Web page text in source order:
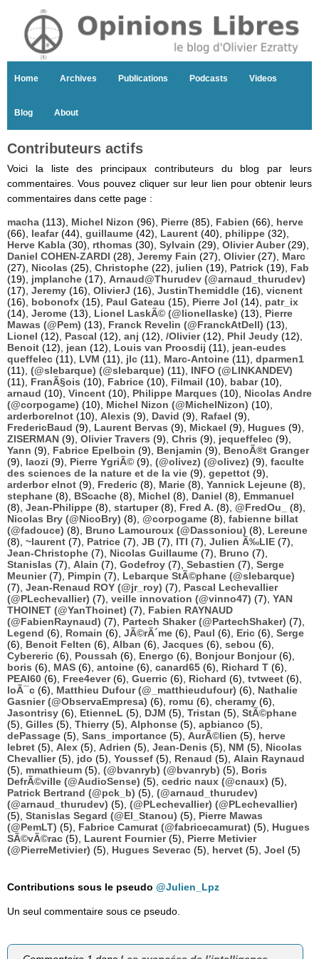
Home Archives Publications Podcasts Videos
Blog About
Contributeurs actifs
Voici la liste des principaux contributeurs du blog par leurs
commentaires. Vous pouvez cliquer sur leur lien pour obtenir leurs
commentaires dans cette page :
macha (113), Michel Nizon (96), Pierre (85), Fabien (66), herve
(66), leafar(44), guillaume (42), Laurent (40), philippe (32),
Herve Kabla (30), rthomas (30), Sylvain (29), Olivier Auber(29),
Daniel COHEN-ZARDI (28), Jeremy Fain (27), Olivier(27), Marc
(27), Nicolas (25), Christophe (22), julien (19), Patrick (19), Fab
(19), jmplanche (17), Arnaud@Thurudev (@arnaud_thurudev)
(17), Jeremy (16), OlivierJ (16), JustinThemiddle (16), vicnent
(16), bobonofx (15), Paul Gateau (15), Pierre Jol (14), patr_ix
(14), Jerome (13), Lionel LaskÃ© (@lionellaske) (13), Pierre
Mawas (@Pem) (13), Franck Revelin (@FranckAtDell) (13),
Lionel (12), Pascal (12), anj (12), /Olivier(12), Phil Jeudy (12),
Benoit (12), jean (12), Louis van Proosdij (11), jean-eudes
queffelec (11), LVM (11), jlc (11), Marc-Antoine (11), dparmen1
(11), (@slebarque) (@slebarque) (11), INFO (@LINKANDEV)
(11), FranÃ§ois (10), Fabrice (10), Filmail (10), babar(10),
arnaud (10), Vincent (10), Philippe Marques (10), Nicolas Andre
(@corpogame) (10), Michel Nizon (@MichelNizon) (10),
arderborelnot (10), Alexis (9), David (9), Rafael (9),
FredericBaud (9), Laurent Bervas (9), Mickael (9), Hugues (9),
ZISERMAN (9), Olivier Travers (9), Chris (9), jequeffelec (9),
Yann (9), Fabrice Epelboin (9), Benjamin (9), BenoÃ®t Granger
(9), laozi (9), Pierre YgriÃ© (9), (@olivez) (@olivez) (9), faculte
des sciences de la nature et de la vie (9), gepettot (9),
arderbor elnot (9), Frederic (8), Marie (8), Yannick Lejeune (8),
stephane (8), BScache (8), Michel (8), Daniel (8), Emmanuel
(8), Jean-Philippe (8), startuper(8), Fred A. (8), @FredOu_
(8),
Nicolas Bry (@NicoBry) (8), @corpogame (8), fabienne billat
(@fadouce) (8), Bruno Lamouroux (@Dassoniou) (8), Lereune
(8), ~laurent (7), Patrice (7), JB (7), ITI (7), Julien Ã‰LIE (7),
Jean-Christophe (7), Nicolas Guillaume (7), Bruno (7),
Stanislas (7), Alain (7), Godefroy (7), Sebastien (7), Serge
Meunier(7), Pimpin (7), Lebarque StÃ©phane (@slebarque)
(7), Jean-Renaud ROY (@jr_roy) (7), Pascal Lechevallier
(@PLechevallier) (7), veille innovation (@vinno47) (7), YAN
THOINET (@YanThoinet) (7), Fabien RAYNAUD
(@FabienRaynaud) (7), Partech Shaker (@PartechShaker) (7),
Legend (6), Romain (6), JÃ©rÃ´me (6), Paul (6), Eric (6), Serge
(6), Benoit Felten (6), Alban (6), Jacques (6), sebou (6),
Cybereric (6), Poussah (6), Energo (6), Bonjour Bonjour(6),
boris (6), MAS (6), antoine (6), canard65 (6), Richard T (6),
PEAI60 (6), Free4ever(6), Guerric (6), Richard (6), tvtweet (6),
loÃ¯c (6), Matthieu Dufour (@_matthieudufour) (6), Nathalie
Gasnier (@ObservaEmpresa) (6), romu (6), cheramy (6),
Jasontrisy (6), EtienneL (5), DJM (5), Tristan (5), StÃ©phane
(5), Gilles (5), Thierry (5), Alphonse (5), apbianco (5),
dePassage (5), Sans_importance (5), AurÃ©lien (5), herve
lebret (5), Alex (5), Adrien (5), Jean-Denis (5), NM (5), Nicolas
Chevallier(5), jdo (5), Youssef (5), Renaud (5), Alain Raynaud
(5), mmathieum (5), (@bvanryb) (@bvanryb) (5), Boris
DefrÃ©ville (@AudioSense) (5), cedric naux (@cnaux) (5),
Patrick Bertrand (@pck_b) (5), (@arnaud_thurudev)
(@arnaud_thurudev) (5), (@PLechevallier) (@PLechevallier)
(5), Stanislas Segard (@El_Stanou) (5), Pierre Mawas
(@PemLT) (5), Fabrice Camurat (@fabricecamurat) (5), Hugues
SÃ©vÃ©rac (5), Laurent Fournier(5), Pierre Metivier
(@PierreMetivier) (5), Hugues Severac (5), hervet (5), Joel (5)
Contributions sous le pseudo @Julien_Lpz
Un seul commentaire sous ce pseudo.